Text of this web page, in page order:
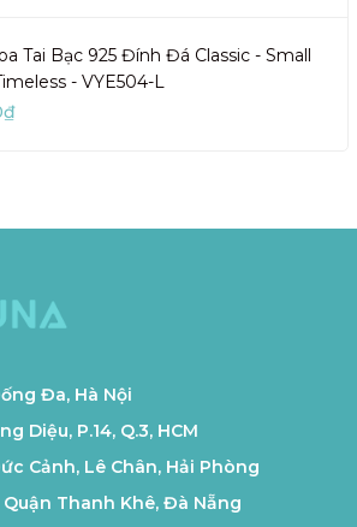
Tai Bạc 925 Đính Đá Classic - Small
- VYE504-L
Đa, Hà Nội
Diệu, P.14, Q.3, HCM
Cảnh, Lê Chân, Hải Phòng
Quận Thanh Khê, Đà Nẵng